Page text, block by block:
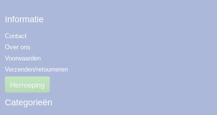
Informatie
Contact
Over ons
Voorwaarden
Verzenden/retourneren
Herroeping
Categorieën